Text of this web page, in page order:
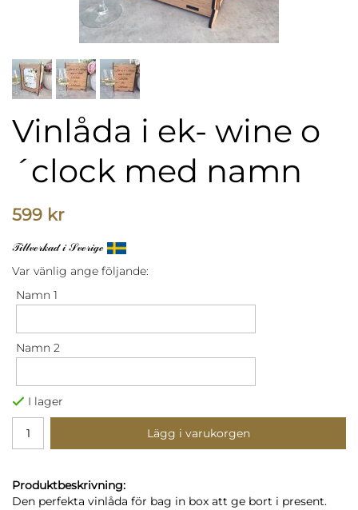
Vinlåda i ek- wine o
´clock med namn
599 kr
𝒯𝒾𝓁𝓁𝓋ℯ𝓇𝓀𝒶𝒹 𝒾 𝒮𝓋ℯ𝓇𝒾ℊℯ
Var vänlig ange följande:
Namn 1
Namn 2
I lager
Lägg i varukorgen
Produktbeskrivning:
Den perfekta vinlåda för bag in box att ge bort i present.